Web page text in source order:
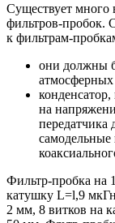
Существует много
фильтров-пробок.
к фильтрам-
они должны
атмосферных
на
передатчика
самодельные
Фильтр-пробка на
катушку L=l,9
2 мм, 8 витков на